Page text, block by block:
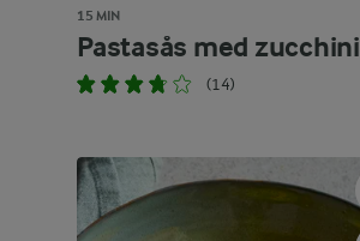
15 MIN
Pastasås med zucchini
(14)